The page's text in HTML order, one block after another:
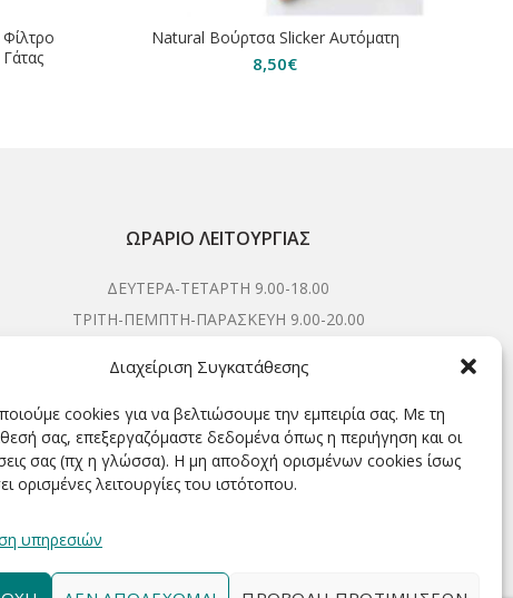
Διαχείριση Συγκατάθεσης
cookies για να βελτιώσουμε την εμπειρία σας. Με τη
σας, επεξεργαζόμαστε δεδομένα όπως η περιήγηση και οι
σας (πχ η γλώσσα). Η μη αποδοχή ορισμένων cookies ίσως
ορισμένες λειτουργίες του ιστότοπου.
υπηρεσιών
Natural Bούρτσα Slicker Αυτόματη
8,50€
ΩΡΆΡΙΟ ΛΕΙΤΟΥΡΓΊΑΣ
ΔΕΥΤΕΡΑ-ΤΕΤΑΡΤΗ 9.00-18.00
ΤΡΙΤΗ-ΠΕΜΠΤΗ-ΠΑΡΑΣΚΕΥΗ 9.00-20.00
ΕΓΓΡΑΦΕΊΤΕ ΓΙΑ ΝΑ ΛΑΜΒΆΝΕΤΕ ΠΡΏΤΟΙ NΈΑ &
ΠΡΟΣΦΟΡΈΣ ΜΑΣ!